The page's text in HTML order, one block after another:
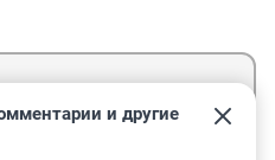
и другие